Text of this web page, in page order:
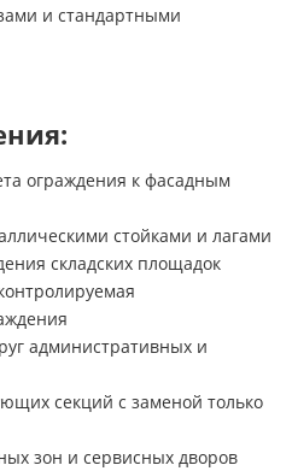
и стандартными
ограждения к фасадным
стойками и лагами
складских площадок
административных и
секций с заменой только
зон и сервисных дворов